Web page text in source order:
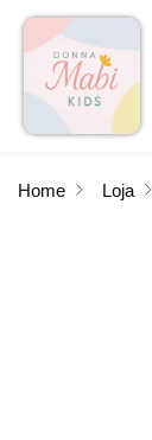
Home Loja